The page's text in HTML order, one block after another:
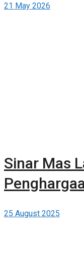
Gratis di
21 May 2026
Sinar Mas
25 August 2025